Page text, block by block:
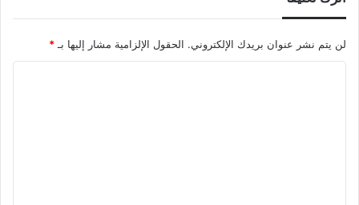
لن يتم نشر عنوان بريدك الإلكتروني. الحقول الإلزامية مشار إليها بـ *